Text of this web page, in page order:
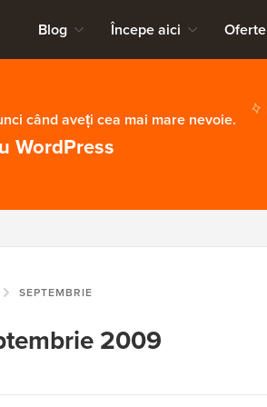
Blog Începe aici Oferte
când aveți cea mai mare nevoie.
WordPress
SEPTEMBRIE
2009